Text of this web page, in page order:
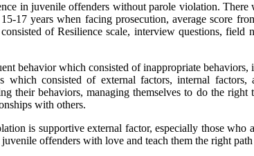
in juvenile offenders without parole violation.
17 years when facing prosecution, average score
of Resilience scale, interview questions, field
behavior which consisted of inappropriate
consisted of external factors, internal
their behaviors, managing themselves to do the
with others.
is supportive external factor, especially those who
offenders with love and teach them the right